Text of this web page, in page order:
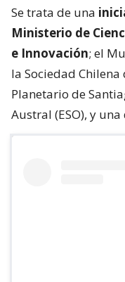
Se trata de una
Ministerio de
e Innovación; el
la Sociedad Chilena
Planetario de
Austral (ESO), y